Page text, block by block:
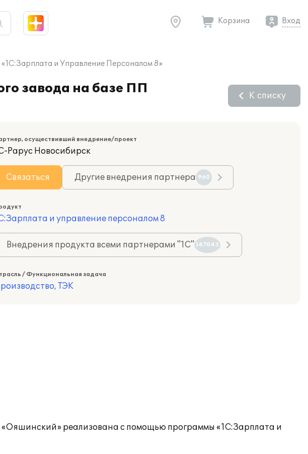
Корзина Вход
и Управление Персоналом 8»
завода на базе ПП
К списку
осуществивший внедрение/проект
Рарус Новосибирск
Связаться Другие внедрения партнера 960
и управление персоналом 8
Внедрения продукта всеми партнерами "1С" 147043
/ Функциональная задача
ТЭК
реализована с помощью программы «1С:Зарплата и